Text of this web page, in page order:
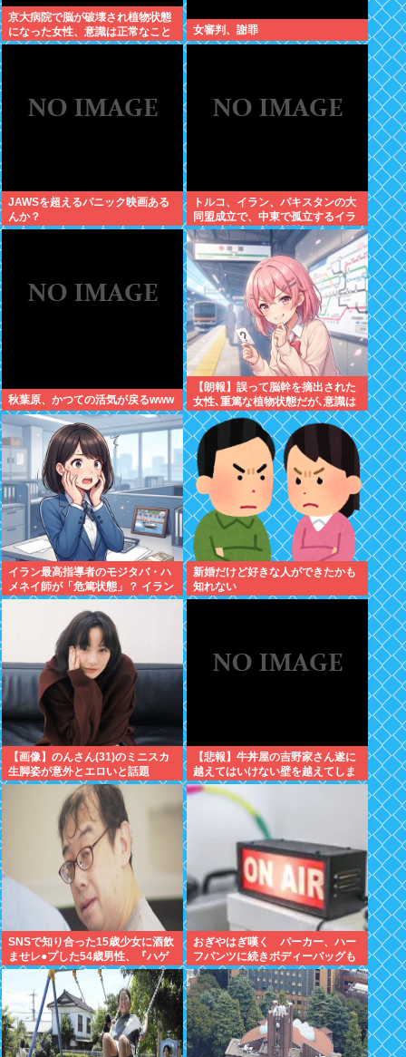
京大病院で脳が破壊され植物状態
になった女性、意識は正常なこと
が確認されおわる
女審判、謝罪
JAWSを超えるパニック映画ある
んか？
トルコ、イラン、パキスタンの大
同盟成立で、中東で孤立するイラ
ンは滅亡不可避な情勢へwww
秋葉原、かつての活気が戻るwww
【朗報】誤って脳幹を摘出された
女性､重篤な植物状態だが､意識は
正常で何かを思考していると判明
イラン最高指導者のモジタバ・ハ
メネイ師が「危篤状態」？ イラン
大統領「意思疎通はかなり難し
新婚だけど好きな人ができたかも
知れない
【画像】のんさん(31)のミニスカ
生脚姿が意外とエロいと話題
【悲報】牛丼屋の吉野家さん遂に
越えてはいけない壁を越えてしま
う…
SNSで知り合った15歳少女に酒飲
ませレ●プした54歳男性、『ハゲ
かどうか』で意見が真っ二つに分
おぎやはぎ嘆く パーカー、ハー
フパンツに続きボディーバッグも
ダサい論争に「なんでおじさんだ
け言われるの？」